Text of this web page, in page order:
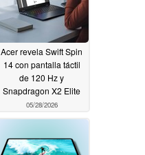
Acer revela Swift Spin
14 con pantalla táctil
de 120 Hz y
Snapdragon X2 Elite
05/28/2026